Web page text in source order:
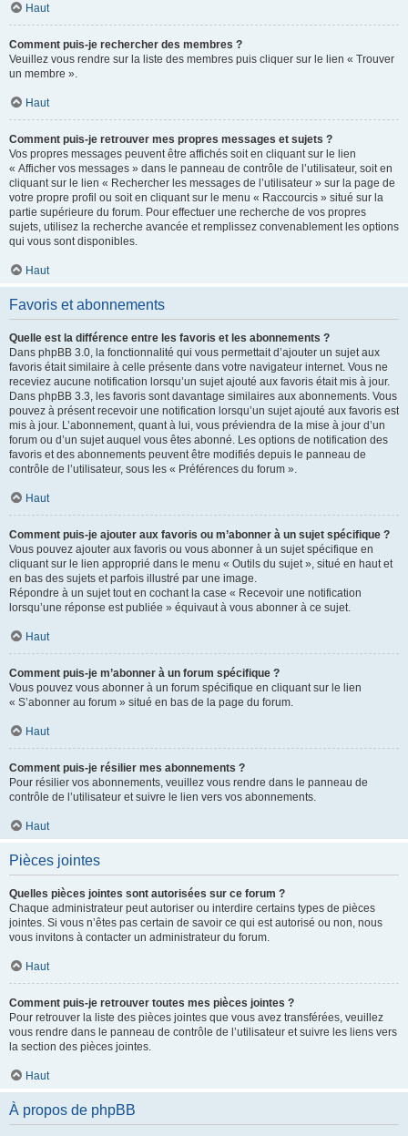
Haut
Comment puis-je rechercher des membres ?
Veuillez vous rendre sur la liste des membres puis cliquer sur le lien « Trouver
un membre ».
Haut
Comment puis-je retrouver mes propres messages et sujets ?
Vos propres messages peuvent être affichés soit en cliquant sur le lien
« Afficher vos messages » dans le panneau de contrôle de l’utilisateur, soit en
cliquant sur le lien « Rechercher les messages de l’utilisateur » sur la page de
votre propre profil ou soit en cliquant sur le menu « Raccourcis » situé sur la
partie supérieure du forum. Pour effectuer une recherche de vos propres
sujets, utilisez la recherche avancée et remplissez convenablement les options
qui vous sont disponibles.
Haut
Favoris et abonnements
Quelle est la différence entre les favoris et les abonnements ?
Dans phpBB 3.0, la fonctionnalité qui vous permettait d’ajouter un sujet aux
favoris était similaire à celle présente dans votre navigateur internet. Vous ne
receviez aucune notification lorsqu’un sujet ajouté aux favoris était mis à jour.
Dans phpBB 3.3, les favoris sont davantage similaires aux abonnements. Vous
pouvez à présent recevoir une notification lorsqu’un sujet ajouté aux favoris est
mis à jour. L’abonnement, quant à lui, vous préviendra de la mise à jour d’un
forum ou d’un sujet auquel vous êtes abonné. Les options de notification des
favoris et des abonnements peuvent être modifiés depuis le panneau de
contrôle de l’utilisateur, sous les « Préférences du forum ».
Haut
Comment puis-je ajouter aux favoris ou m’abonner à un sujet spécifique ?
Vous pouvez ajouter aux favoris ou vous abonner à un sujet spécifique en
cliquant sur le lien approprié dans le menu « Outils du sujet », situé en haut et
en bas des sujets et parfois illustré par une image.
Répondre à un sujet tout en cochant la case « Recevoir une notification
lorsqu’une réponse est publiée » équivaut à vous abonner à ce sujet.
Haut
Comment puis-je m’abonner à un forum spécifique ?
Vous pouvez vous abonner à un forum spécifique en cliquant sur le lien
« S’abonner au forum » situé en bas de la page du forum.
Haut
Comment puis-je résilier mes abonnements ?
Pour résilier vos abonnements, veuillez vous rendre dans le panneau de
contrôle de l’utilisateur et suivre le lien vers vos abonnements.
Haut
Pièces jointes
Quelles pièces jointes sont autorisées sur ce forum ?
Chaque administrateur peut autoriser ou interdire certains types de pièces
jointes. Si vous n’êtes pas certain de savoir ce qui est autorisé ou non, nous
vous invitons à contacter un administrateur du forum.
Haut
Comment puis-je retrouver toutes mes pièces jointes ?
Pour retrouver la liste des pièces jointes que vous avez transférées, veuillez
vous rendre dans le panneau de contrôle de l’utilisateur et suivre les liens vers
la section des pièces jointes.
Haut
À propos de phpBB